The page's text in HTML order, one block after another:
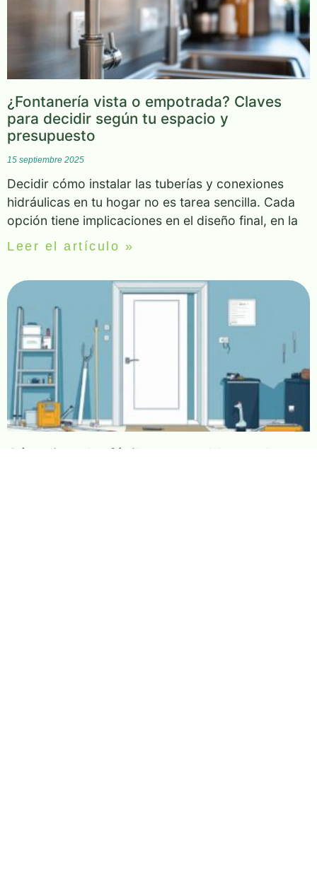
¿Fontanería vista o empotrada? Claves
para decidir según tu espacio y
presupuesto
15 septiembre 2025
Decidir cómo instalar las tuberías y conexiones
hidráulicas en tu hogar no es tarea sencilla. Cada
opción tiene implicaciones en el diseño final, en la
Leer el artículo »
Cómo instalar fácilmente un bloque de